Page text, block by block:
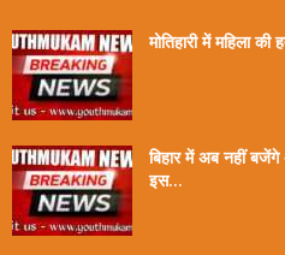
मोतिहारी में महिला
बिहार में अब नहीं बजेंगे
इस...